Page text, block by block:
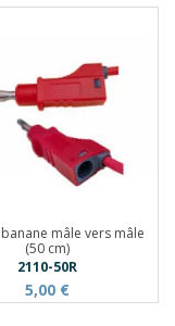
mâle vers mâle
(50 cm)
2110-50R
5,00 €